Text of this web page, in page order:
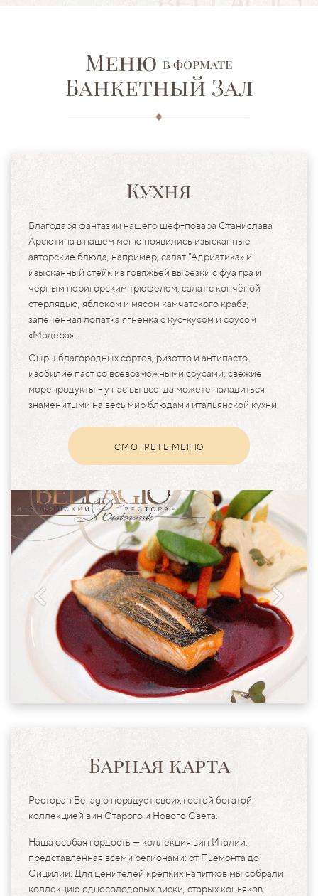
Меню в формате
Банкетный Зал
Кухня
Благодаря фантазии нашего шеф-повара Станислава
Арсютина в нашем меню появились изысканные
авторские блюда, например, салат "Адриатика» и
изысканный стейк из говяжьей вырезки с фуа гра и
черным перигорским трюфелем, салат с копчёной
стерлядью, яблоком и мясом камчатского краба,
запеченная лопатка ягненка с кус-кусом и соусом
«Модера».
Сыры благородных сортов, ризотто и антипасто,
изобилие паст со всевозможными соусами, свежие
морепродукты - у нас вы всегда можете наладиться
знаменитыми на весь мир блюдами итальянской кухни.
СМОТРЕТЬ МЕНЮ
Барная карта
Ресторан Bellagio порадует своих гостей богатой
коллекцией вин Старого и Нового Света.
Наша особая гордость — коллекция вин Италии,
представленная всеми регионами: от Пьемонта до
Сицилии. Для ценителей крепких напитков мы собрали
коллекцию односолодовых виски, старых коньяков,